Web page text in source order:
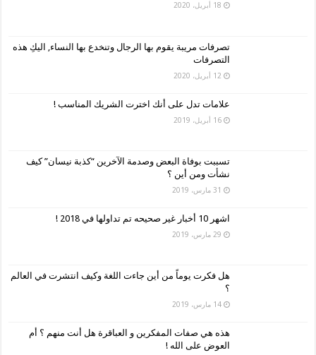
18 أبريل، 2020
تصرفات مريبة يقوم بها الرجال وتنخدع بها النساء, اليكِ هذه
التصرفات
12 أبريل، 2020
علامات تدل على أنك اخترت الشريك المناسب !
16 أبريل، 2019
تسببت بوفاة البعض وصدمة الآخرين “كذبة نيسان” كيف
نشأت ومن أين ؟
31 مارس، 2019
اشهر 10 أخبار غير صحيحه تم تداولها في 2018 !
29 مارس، 2019
هل فكرت يوماً من أين جاءت اللغة وكيف انتشرت في العالم
؟
14 مارس، 2019
هذه هي صفات المفكرين و العباقرة هل أنت منهم ؟ أم
العوض على الله !